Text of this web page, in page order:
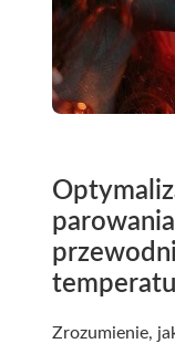
Zrozumienie,